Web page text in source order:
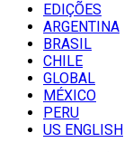
EDIÇÕES
ARGENTINA
BRASIL
CHILE
GLOBAL
MÉXICO
PERU
US ENGLISH